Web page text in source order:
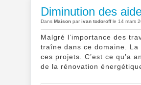
Diminution des
Dans Maison par ivan todoroffle 14 mars
Malgré l’importance des
traîne dans ce domaine.
ces projets. C’est ce qu’a
de la rénovation